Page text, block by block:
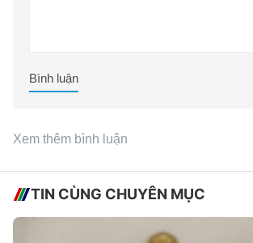
Bình luận
Xem thêm bình luận
TIN CÙNG CHUYÊN MỤC